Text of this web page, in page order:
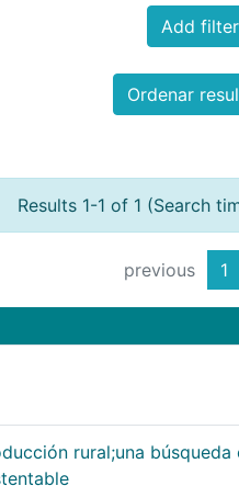
Add
Ordenar
Results 1-1 of 1 (Search
previous 1
rural;una